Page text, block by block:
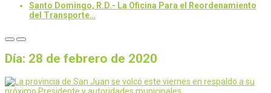
Santo Domingo, R.D.- La Oficina Para el Reordenamiento
del Transporte…
Día: 28 de febrero de 2020